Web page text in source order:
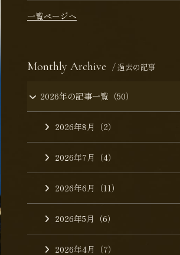
一覧ページへ
Monthly Archive / 過去の記事
2026年の記事一覧（50）
2026年8月（2）
2026年7月（4）
2026年6月（11）
2026年5月（6）
2026年4月（7）